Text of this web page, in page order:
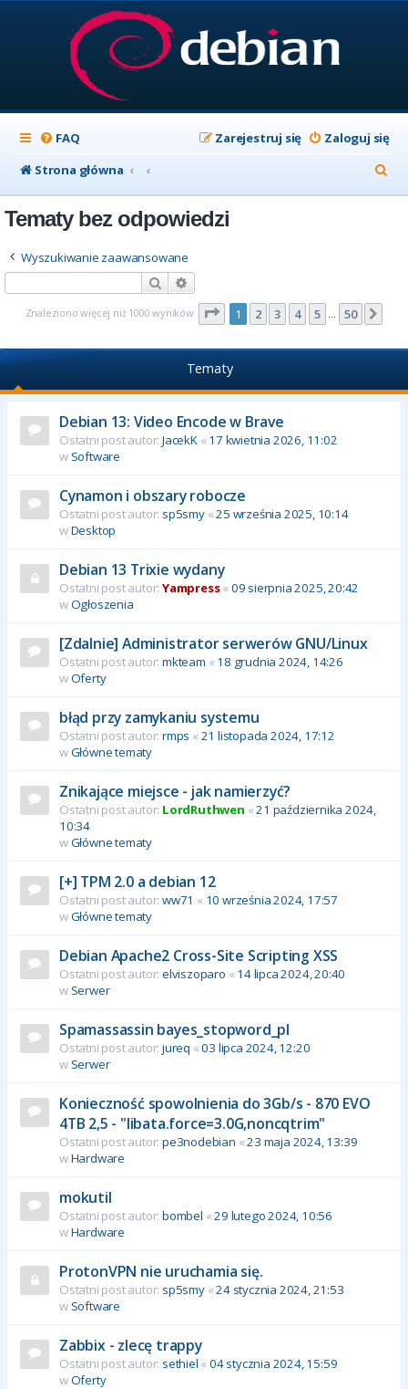
FAQ Zaloguj się
Zarejestruj się
Strona główna
z
Tematy bez odpowiedzi
Wyszukiwanie zaawansowane
Szukaj
Znaleziono więcej niż 1000 wyników Strona z50
1 2 3 4 5 … 50
Tematy
Debian 13: Video Encode w Brave
Ostatni post autor: JacekK« 17 kwietnia 2026, 11:02
w Software
Cynamon i obszary robocze
Ostatni post autor: sp5smy«25 września 2025, 10:14
wDesktop
Debian 13 Trixie wydany
Ostatni post autor: Yampress« 09 sierpnia 2025, 20:42
wOgłoszenia
[Zdalnie] Administrator serwerów GNU/Linux
Ostatni post autor: mkteam « 18 grudnia 2024, 14:26
wOferty
błąd przy zamykaniu systemu
Ostatni post autor: rmps « 21 listopada 2024, 17:12
wGłówne tematy
Znikające miejsce - jak namierzyć?
Ostatni post autor: LordRuthwen «21 października 2024,
10:34
wGłówne tematy
[+] TPM 2.0 a debian 12
Ostatni post autor: ww71 « 10 września 2024, 17:57
wGłówne tematy
Debian Apache2 Cross-Site Scripting XSS
Ostatni post autor: elviszoparo « 14 lipca 2024, 20:40
w Serwer
Spamassassin bayes_stopword_pl
Ostatni post autor: jureq «03 lipca 2024, 12:20
w Serwer
Konieczność spowolnienia do 3Gb/s - 870 EVO
4TB 2,5 - "libata.force=3.0G,noncqtrim"
Ostatni post autor: pe3nodebian «23 maja 2024, 13:39
wHardware
mokutil
Ostatni post autor: bombel «29 lutego 2024, 10:56
wHardware
ProtonVPN nie uruchamia się.
Ostatni post autor: sp5smy«24 stycznia 2024, 21:53
w Software
Zabbix - zlecę trappy
Ostatni post autor: sethiel «04 stycznia 2024, 15:59
wOferty